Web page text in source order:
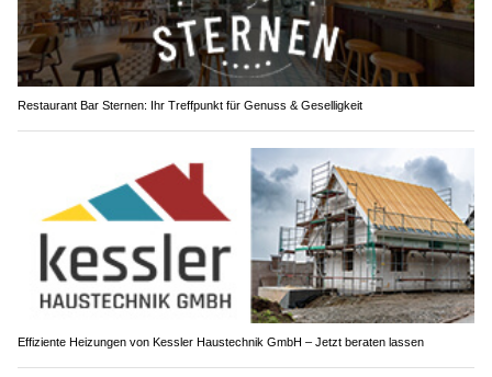
Restaurant Bar Sternen: Ihr Treffpunkt für Genuss & Geselligkeit
Effiziente Heizungen von Kessler Haustechnik GmbH – Jetzt beraten lassen